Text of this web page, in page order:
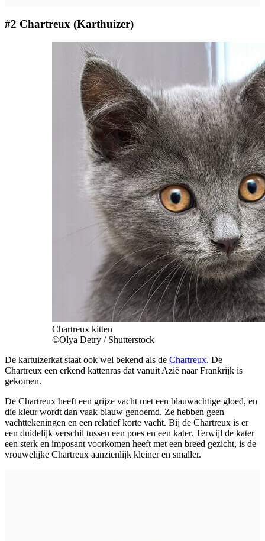
#2 Chartreux (Karthuizer)​
Chartreux kitten
©Olya Detry / Shutterstock
De kartuizerkat staat ook wel bekend als de Chartreux. De
Chartreux een erkend kattenras dat vanuit Azië naar Frankrijk is
gekomen.
De Chartreux heeft een grijze vacht met een blauwachtige gloed, en
die kleur wordt dan vaak blauw genoemd. Ze hebben geen
vachttekeningen en een relatief korte vacht. Bij de Chartreux is er
een duidelijk verschil tussen een poes en een kater. Terwijl de kater
een sterk en imposant voorkomen heeft met een breed gezicht, is de
vrouwelijke Chartreux aanzienlijk kleiner en smaller.